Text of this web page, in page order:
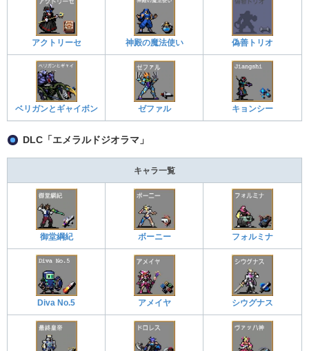
アクトリーセ 神殿の魔法使い 偽善トリオ
ベリガンとギャイボン ゼファル キョンシー
DLC「エメラルドジオラマ」
キャラ一覧
御堂綱紀 ボーニー フォルミナ
Diva No.5 アメイヤ シウグナス